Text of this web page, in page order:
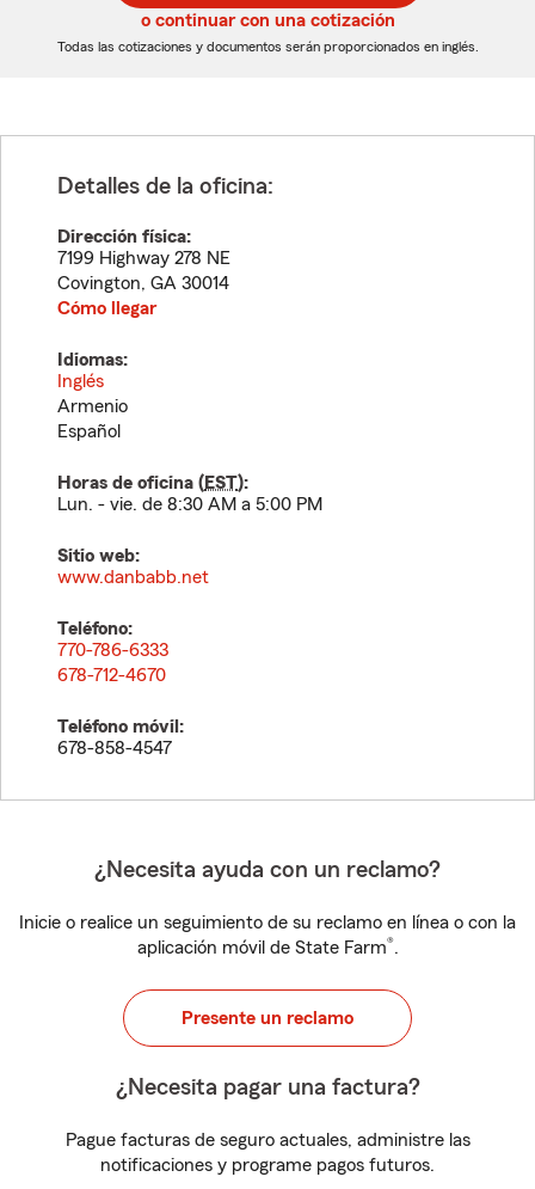
5
dígitos
5
dígitos
o continuar con una cotización
Todas las cotizaciones y documentos serán proporcionados en inglés.
Detalles de la oficina:
Dirección física:
7199 Highway 278 NE
Covington, GA 30014
Cómo llegar
Idiomas:
Inglés
Armenio
Español
Horas de oficina (EST):
Lun. - vie. de 8:30 AM a 5:00 PM
Sitio web:
www.danbabb.net
Teléfono:
770-786-6333
678-712-4670
Teléfono móvil:
678-858-4547
¿Necesita ayuda con un reclamo?
Inicie o realice un seguimiento de su reclamo en línea o con la
aplicación móvil de State Farm®.
Presente un reclamo
¿Necesita pagar una factura?
Pague facturas de seguro actuales, administre las
notificaciones y programe pagos futuros.